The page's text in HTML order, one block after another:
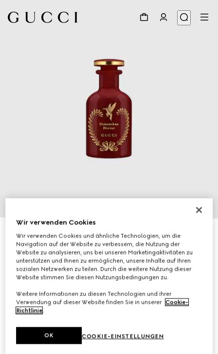
The Alchemist's Garden, Osmanthus Nectar, 50 ml, Eau
De Parfum
€ 240
Wir verwenden Cookies
Wir verwenden Cookies und ähnliche Technologien, um die
Navigation auf der Website zu verbessern, die Nutzung der
Website zu analysieren, uns bei unseren Marketingaktivitäten zu
unterstützen und Ihnen zu ermöglichen, unsere Inhalte auf Ihren
sozialen Netzwerken zu teilen. Durch die weitere Nutzung dieser
Website stimmen Sie diesen Nutzungsbedingungen zu.
Weitere Informationen zu diesen Technologien und ihrer
Verwendung auf dieser Website finden Sie in unserer Cookie-
Richtlinie.
COOKIE-EINSTELLUNGEN
OK